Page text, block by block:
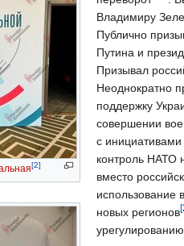
[2]
Владимиру
Публично
Путина и
Призывал
Неоднократно
поддержку
совершении
с инициативами
контроль НАТО
вместо
новых регионов